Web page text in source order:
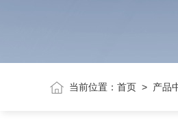
当前位置： 首页> 产品